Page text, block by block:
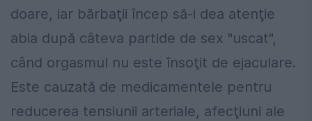
doare, iar bărbaţii încep să-i dea atenţie
abia după câteva partide de sex "uscat",
când orgasmul nu este însoţit de ejaculare.
Este cauzată de medicamentele pentru
reducerea tensiunii arteriale, afecţiuni ale